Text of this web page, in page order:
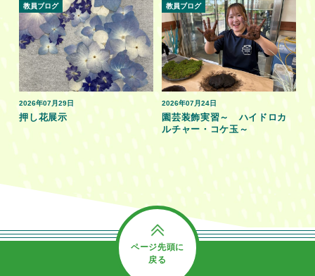
2026年07月29日
教員ブログ
押し花展示
2026年07月24日
教員ブログ
園芸装飾実習～ ハイドロカ
ルチャー・コケ玉～
ページ先頭に
戻る